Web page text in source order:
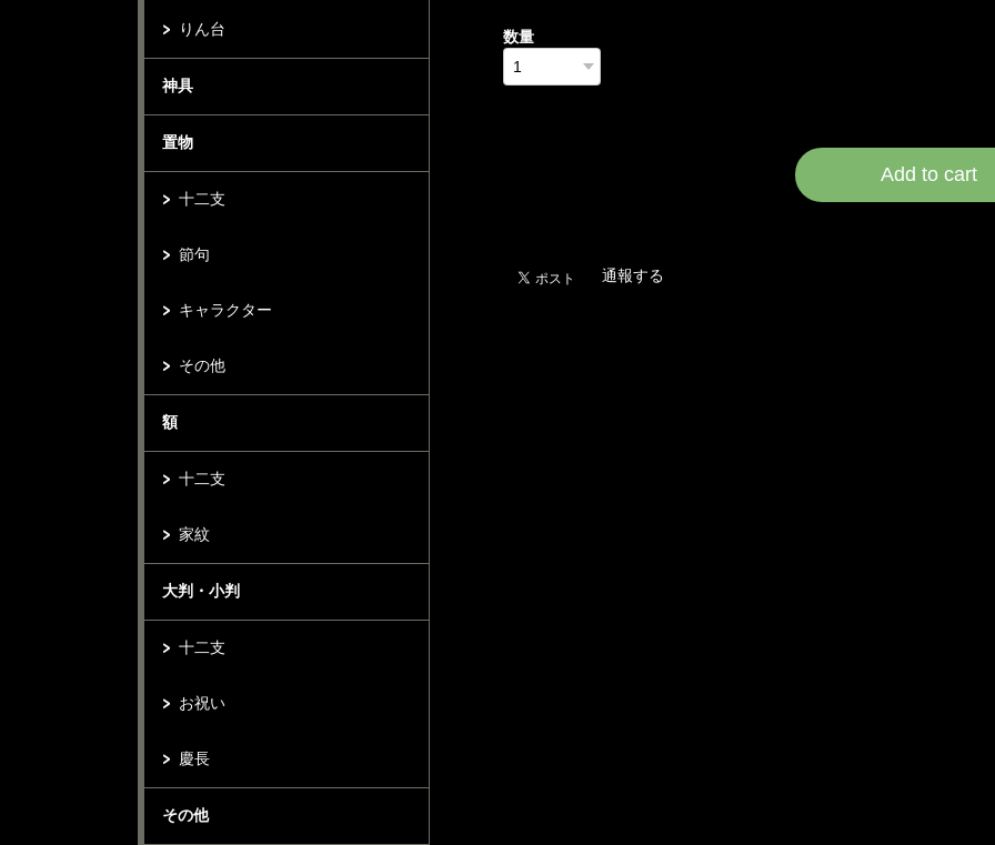
りん台
神具
置物
十二支
節句
キャラクター
その他
額
十二支
家紋
大判・小判
十二支
お祝い
慶長
その他
数量
Add to cart
通報する